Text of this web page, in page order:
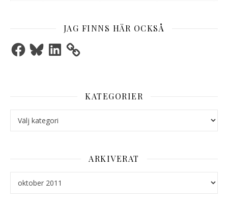
JAG FINNS HÄR OCKSÅ
FacebookBlueskyLinkedIn
KATEGORIER
ARKIVERAT